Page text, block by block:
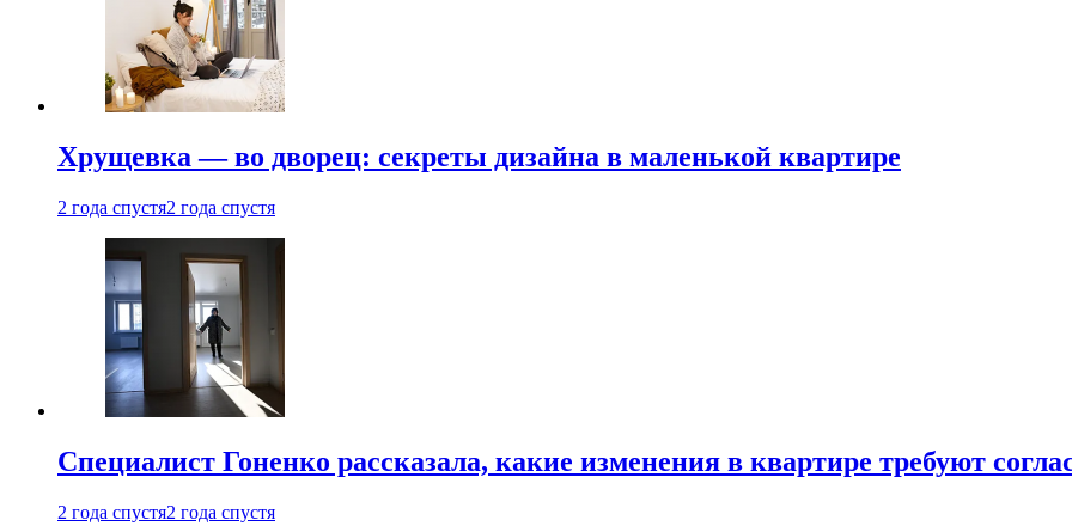
Хрущевка — во дворец: секреты дизайна в маленькой квартире
2 года спустя2 года спустя
Специалист Гоненко рассказала, какие изменения в квартире требуют
2 года спустя2 года спустя